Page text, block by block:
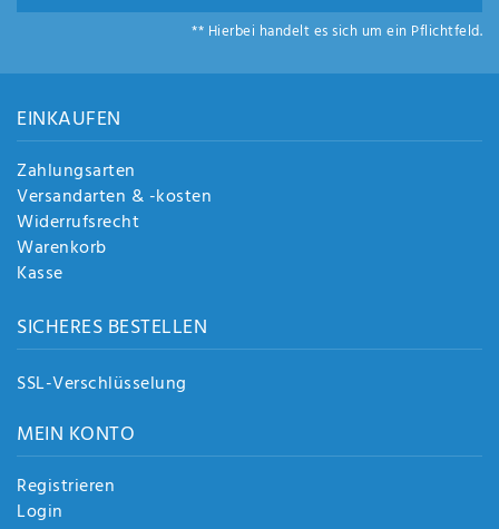
Anf
sen
n
** Hierbei handelt es sich um ein Pflichtfeld.
EINKAUFEN
Zahlungsarten
Versandarten & -kosten
Widerrufsrecht
Warenkorb
Kasse
SICHERES BESTELLEN
SSL-Verschlüsselung
MEIN KONTO
Registrieren
Login